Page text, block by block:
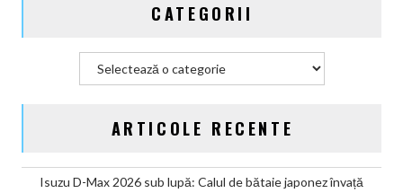
CATEGORII
ARTICOLE RECENTE
Isuzu D-Max 2026 sub lupă: Calul de bătaie japonez învață